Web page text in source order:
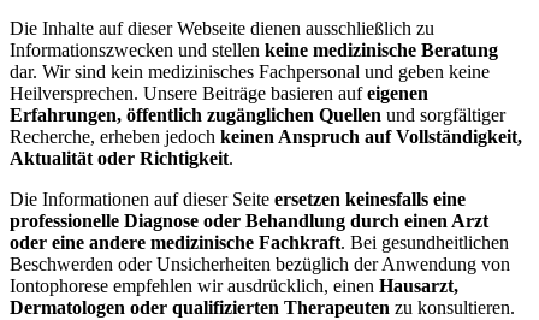
Die Inhalte auf dieser Webseite dienen ausschließlich zu
Informationszwecken und stellen keine medizinische Beratung
dar. Wir sind kein medizinisches Fachpersonal und geben keine
Heilversprechen. Unsere Beiträge basieren aufeigenen
Erfahrungen, öffentlich zugänglichen Quellen und sorgfältiger
Recherche, erheben jedoch keinen Anspruch auf Vollständigkeit,
Aktualität oder Richtigkeit.
Die Informationen auf dieser Seite ersetzen keinesfalls eine
professionelle Diagnose oder Behandlung durch einen Arzt
oder eine andere medizinische Fachkraft. Bei gesundheitlichen
Beschwerden oder Unsicherheiten bezüglich der Anwendung von
Iontophorese empfehlen wir ausdrücklich, einen Hausarzt,
Dermatologen oder qualifizierten Therapeuten zu konsultieren.